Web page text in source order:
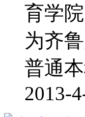
育学
为齐
普通
2013-